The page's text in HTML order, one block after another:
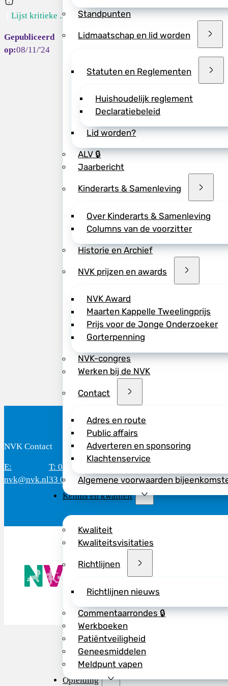
Standpunten
Lidmaatschap en lid worden
Statuten en Reglementen
Huishoudelijk reglement
Declaratiebeleid
Lid worden?
ALV 🔒
Jaarbericht
Kinderarts & Samenleving
Over Kinderarts & Samenleving
Columns van de voorzitter
Historie en Archief
NVK prijzen en awards
NVK Award
Maarten Kappelle Tweelingprijs
Prijs voor de Jonge Onderzoeker
Gorterpenning
NVK-congres
Werken bij de NVK
Contact
Adres en route
Public affairs
Adverteren en sponsoring
Klachtenservice
Algemene voorwaarden
Kennis en kwaliteit
Kwaliteit
Kwaliteitsvisitaties
Richtlijnen
Richtlijnen nieuws
Commentaarrondes 🔒
Werkboeken
Patiëntveiligheid
Geneesmiddelen
Meldpunt vapen
Opleiding
Lijst kritieke ...
08/11/'24
De volwassenlijst
is gebaseerd op
Voor deze
de secties van de
Hulpmiddel voor
De lijst is
geneesmiddelen
wanneer de
De lijst bevat
kritieke
prioriteren van
Nederlandse markt.
>> Bekijk de lijst
>> Lees de Q&A
NB: De huidige
te updaten. Het
Deel dit bericht
NVK Contact
E:
nvk@nvk.nl
T: 088 - 282
33 06
(werkdagen)
De NVK
Wij
Copyright